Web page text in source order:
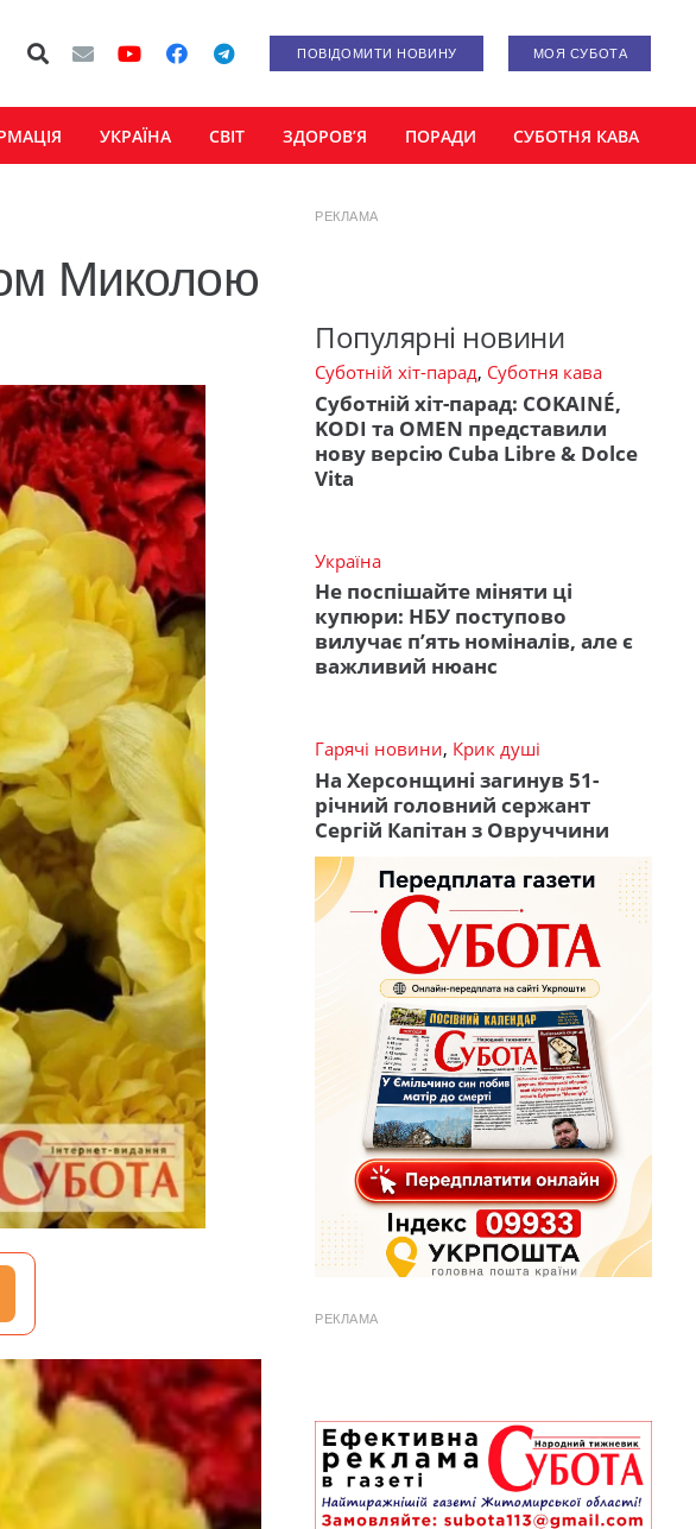
ПОВІДОМИТИ НОВИНУ МОЯ СУБОТА
УКРАЇНА СВІТ ЗДОРОВ’Я ПОРАДИ СУБОТНЯ КАВА
Миколою
РЕКЛАМА
Популярні новини
Суботній хіт-парад, Суботня кава
Суботній хіт-парад: COKAINÉ,
KODI та OMEN представили
нову версію Cuba Libre & Dolce
Vita
Україна
Не поспішайте міняти ці
купюри: НБУ поступово
вилучає п’ять номіналів, але є
важливий нюанс
Гарячі новини, Крик душі
На Херсонщині загинув 51-
річний головний сержант
Сергій Капітан з Овруччини
РЕКЛАМА